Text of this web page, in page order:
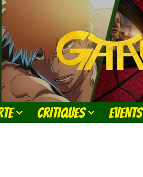
CRITIQUES EVENTS